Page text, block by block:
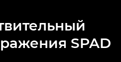
SPAD